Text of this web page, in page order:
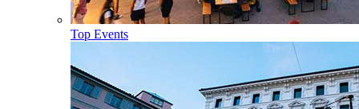
Top Events